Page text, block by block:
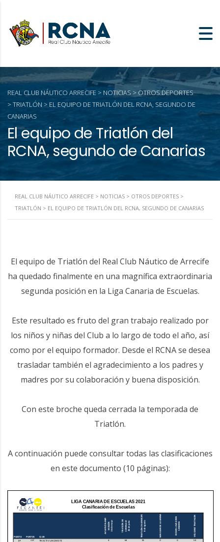
El equipo de Triatlón del
RCNA, segundo de Canarias
REAL CLUB NÁUTICO ARRECIFE > NOTICIAS > OTROS DEPORTES
> TRIATLÓN > EL EQUIPO DE TRIATLÓN DEL RCNA, SEGUNDO DE
CANARIAS
REAL CLUB NÁUTICO ARRECIFE > NOTICIAS > OTROS DEPORTES >
TRIATLÓN > EL EQUIPO DE TRIATLÓN DEL RCNA, SEGUNDO DE CANARIAS
El equipo de Triatlón del Real Club Náutico de Arrecife
ha quedado finalmente en una magnífica extraordinaria
segunda posición en la Liga Canaria de Escuelas.
Este resultado es fruto del gran trabajo realizado por
los niños y niñas del Club a lo largo de todo el año, así
como por el equipo formador. Desde el RCNA se desea
trasladar también el agradecimiento a los padres y
madres por su colaboración y buena disposición.
Con este broche queda cerrada la temporada de
Triatlón.
A continuación puede consultar todas las clasificaciones
en este documento (10 páginas):